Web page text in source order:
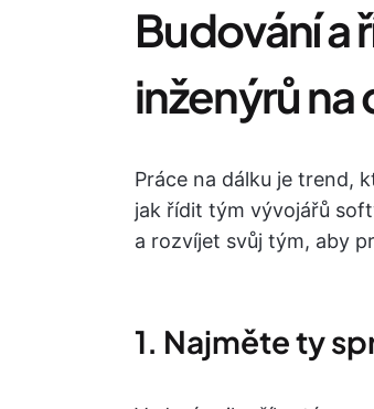
Budování a
inženýrů na
Práce na dálku je trend,
jak řídit tým vývojářů
a rozvíjet svůj tým, aby
1. Najměte ty